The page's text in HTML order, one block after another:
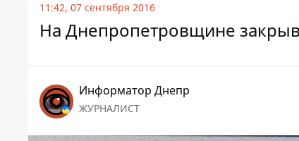
11:42, 07 сентября 2016
На Днепропетровщине
Информатор Днепр
ЖУРНАЛИСТ